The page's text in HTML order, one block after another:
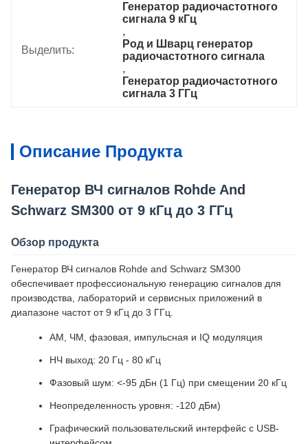
Выделить:
Генератор радиочастотного
сигнала 9 кГц
,
Род и Шварц генератор
радиочастотного сигнала
,
Генератор радиочастотного
сигнала 3 ГГц
Описание Продукта
Генератор ВЧ сигналов Rohde And
Schwarz SM300 от 9 кГц до 3 ГГц
Обзор продукта
Генератор ВЧ сигналов Rohde and Schwarz SM300
обеспечивает профессиональную генерацию сигналов для
производства, лабораторий и сервисных приложений в
диапазоне частот от 9 кГц до 3 ГГц.
АМ, ЧМ, фазовая, импульсная и IQ модуляция
НЧ выход: 20 Гц - 80 кГц
Фазовый шум: <-95 дБн (1 Гц) при смещении 20 кГц
Неопределенность уровня: -120 дБм)
Графический пользовательский интерфейс с USB-